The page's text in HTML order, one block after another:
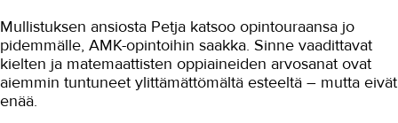
RekryKoulutuksella
Veli-Matti Mähönen, muurari ja
laatoittaja
Mullistuksen ansiosta Petja katsoo opintouraansa jo
pidemmälle, AMK-opintoihin saakka. Sinne vaadittavat
kielten ja matemaattisten oppiaineiden arvosanat ovat
aiemmin tuntuneet ylittämättömältä esteeltä – mutta eivät
enää.